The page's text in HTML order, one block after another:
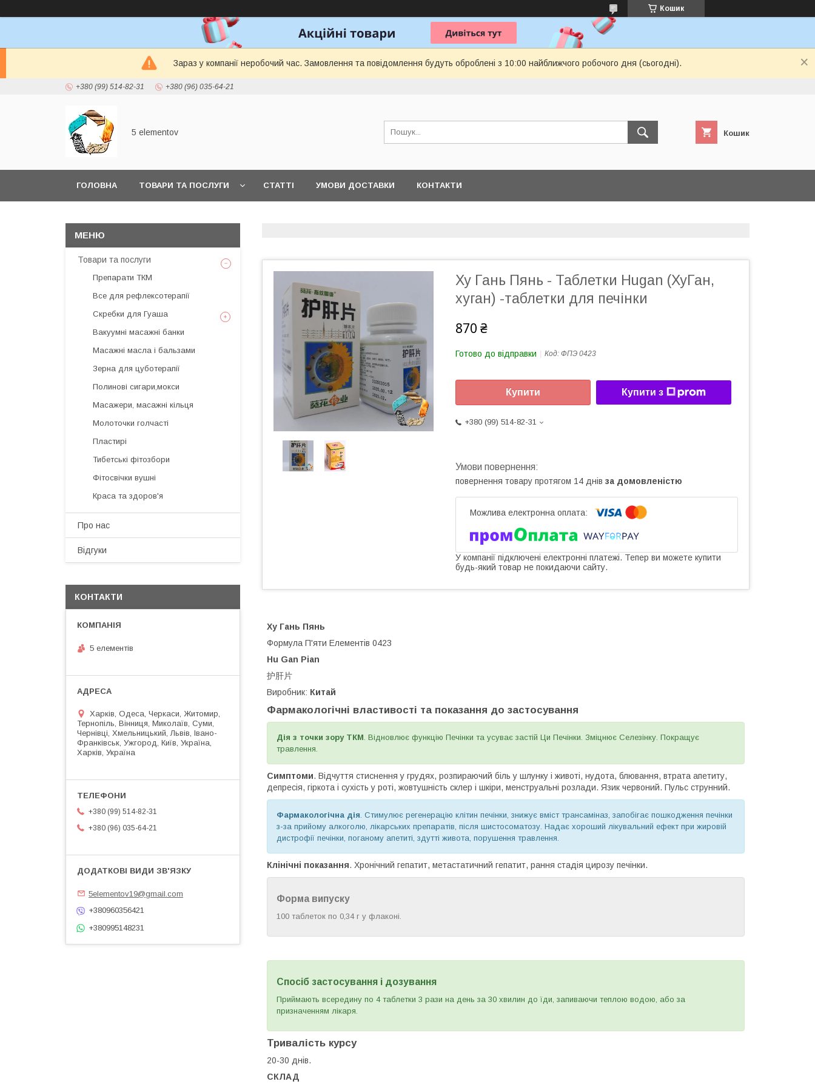
Кошик
Зараз у компанії неробочий час. Замовлення та повідомлення будуть оброблені з 10:00 найближчого робочого дня (сьогодні).
+380 (99) 514-82-31 +380 (96) 035-64-21
5 elementov Кошик
ГОЛОВНА ТОВАРИ ТА ПОСЛУГИ СТАТТІ УМОВИ ДОСТАВКИ КОНТАКТИ
Ху Гань Пянь - Таблетки Hugan (ХуГан,
хуган) -таблетки для печінки
870 ₴
Готово до відправки Код: ФПЭ 0423
Купити Купити з
+380 (99) 514-82-31
повернення товару протягом 14 днів за домовленістю
У компанії підключені електронні платежі. Тепер ви можете купити
будь-який товар не покидаючи сайту.
Ху Гань Пянь
Формула П'яти Елементів 0423
Hu Gan Pian
护肝片
Виробник: Китай
Фармакологічні властивості та показання до застосування
Дія з точки зору ТКМ . Відновлює функцію Печінки та усуває застій Ци Печінки. Зміцнює Селезінку. Покращує
травлення.
Симптоми. Відчуття стиснення у грудях, розпираючий біль у шлунку і животі, нудота, блювання, втрата апетиту,
депресія, гіркота і сухість у роті, жовтушність склер і шкіри, менструальні розлади. Язик червоний. Пульс струнний.
Фармакологічна дія . Стимулює регенерацію клітин печінки, знижує вміст трансаміназ, запобігає пошкодження печінки
з-за прийому алкоголю, лікарських препаратів, після шистосоматозу. Надає хороший лікувальний ефект при жировій
дистрофії печінки, поганому апетиті, здутті живота, порушення травлення.
Клінічні показання. Хронічний гепатит, метастатичний гепатит, рання стадія цирозу печінки.
Форма випуску
100 таблеток по 0,34 г у флаконі.
Спосіб застосування і дозування
Приймають всередину по 4 таблетки 3 рази на день за 30 хвилин до їди, запиваючи теплою водою, або за
призначенням лікаря.
Тривалість курсу
20-30 днів.
СКЛАД
Товари та послуги
Препарати ТКМ
Все для рефлексотерапії
Скребки для Гуаша
Вакуумні масажні банки
Масажні масла і бальзами
Зерна для цуботерапії
Полинові сигари,мокси
Масажери, масажні кільця
Молоточки голчасті
Пластирі
Тибетські фітозбори
Фітосвічки вушні
Краса та здоров'я
Про нас
Відгуки
КОНТАКТИ
5 елементів
Харків, Одеса, Черкаси, Житомир,
Тернопіль, Вінниця, Миколаїв, Суми,
Чернівці, Хмельницький, Львів, Івано-
Франківськ, Ужгород, Київ, Україна,
Харків, Україна
+380 (99) 514-82-31
+380 (96) 035-64-21
5elementov19@gmail.com
+380960356421
+380995148231